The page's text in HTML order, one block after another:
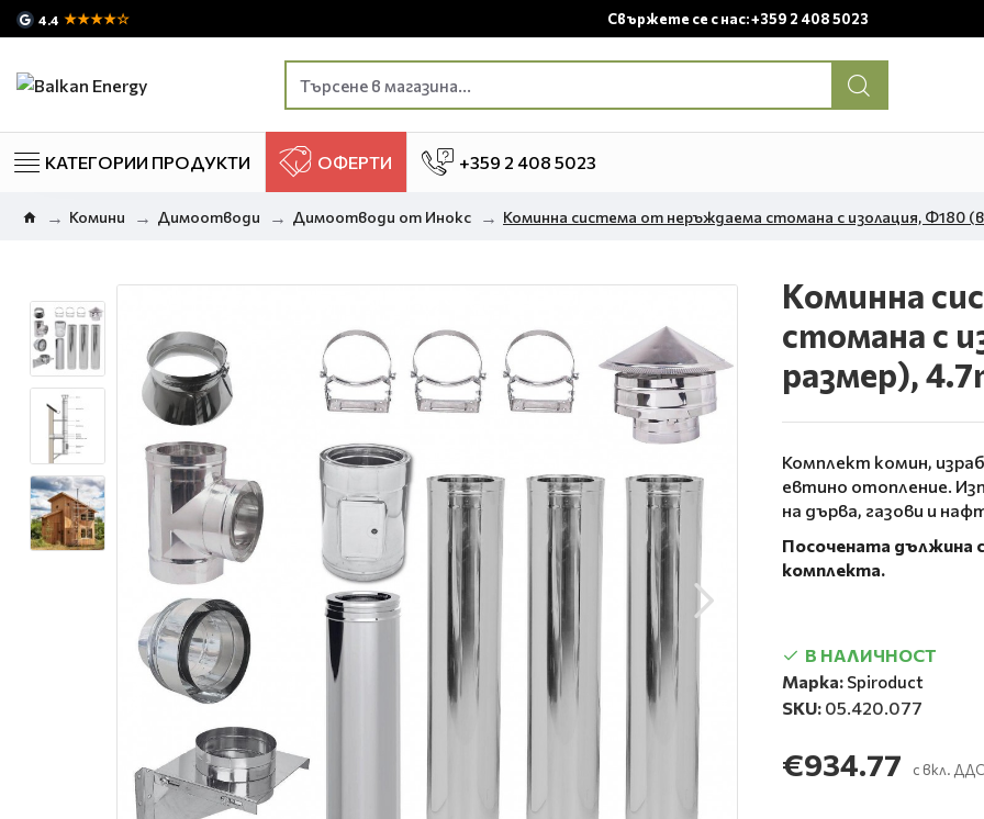
4.4 ★★★★☆ Свържете се с нас: +359 2 408 5023
КАТЕГОРИИ ПРОДУКТИ ОФЕРТИ +359 2 408 5023
Комини Димоотводи Димоотводи от Инокс Коминна система от неръждаема стомана с изолация, Ф180
Коминна
стомана с
размер),
Комплект комин,
евтино отопление.
на дърва, газови и
Посочената дължина
комплекта.
В НАЛИЧНОСТ
Марка: Spiroduct
SKU: 05.420.077
€934.77 с вкл. ДДС